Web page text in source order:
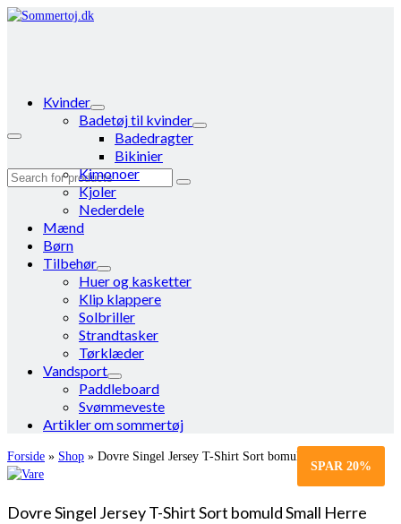
Search
Kvinder
Badetøj til kvinder
Badedragter
Bikinier
Kimonoer
Kjoler
Nederdele
Mænd
Børn
Tilbehør
Huer og kasketter
Klip klappere
Solbriller
Strandtasker
Tørklæder
Vandsport
Paddleboard
Svømmeveste
Artikler om sommertøj
Forside » Shop » Dovre Singel Jersey T-Shirt Sort bomuld Small Herre
SPAR 20%
Dovre Singel Jersey T-Shirt Sort bomuld Small Herre